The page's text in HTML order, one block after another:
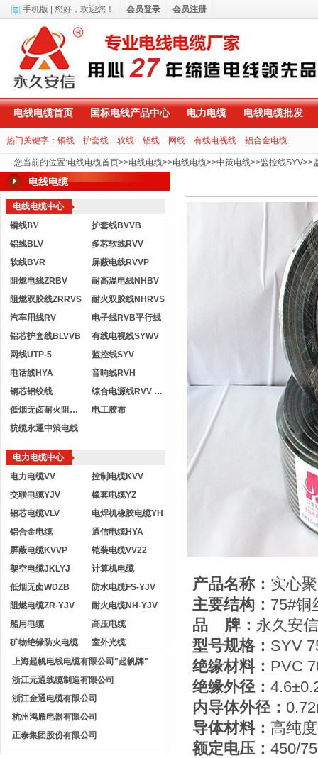
电线电缆首页 国标电线产品中心 电力电缆 电线电缆批发
热门关键字： 铜线 护套线 软线 铝线 网线 有线电视线 铝合金电缆
您当前的位置:电线电缆首页>>电线电缆>>电线电缆>>中策电线>>监控线SYV>>
电线电缆
电线电缆中心
铜线BV
护套线BVVB
铝线BLV
多芯软线RVV
软线BVR
屏蔽电线RVVP
阻燃电线ZRBV
耐高温电线NHBV
阻燃双胶线ZRRVS
耐火双胶线NHRVS
汽车用线RV
电子线RVB平行线
铝芯护套线BLVVB
有线电视线SYWV
网线UTP-5
监控线SYV
电话线HYA
音响线RVH
钢芯铝绞线
综合电源线RVV KVVR
低烟无卤耐火阻燃电线
电工胶布
杭缆永通中策电线
电力电缆中心
电力电缆VV
控制电缆KVV
交联电缆YJV
橡套电缆YZ
铝芯电缆VLV
电焊机橡胶电缆YH
铝合金电缆
通信电缆HYA
屏蔽电缆KVVP
铠装电缆VV22
架空电缆JKLYJ
计算机电缆
低烟无卤WDZB
防水电缆FS-YJV
阻燃电缆ZR-YJV
耐火电缆NH-YJV
船用电缆
高压电缆
矿物绝缘防火电缆
室外光缆
上海起帆电线电缆有限公司"起帆牌"
浙江元通线缆制造有限公司
浙江金通电缆有限公司
杭州鸿雁电器有限公司
正泰集团股份有限公司
产品名称： 实心
主要结构： 75#铜
品 牌： 永久安信
型号规格： SYV
绝缘材料： PVC
绝缘外径：
内导体外径：
导体材料： 高纯
额定电压： 450/
手机版 | 您好， 欢迎您！ 会员登录 会员注册